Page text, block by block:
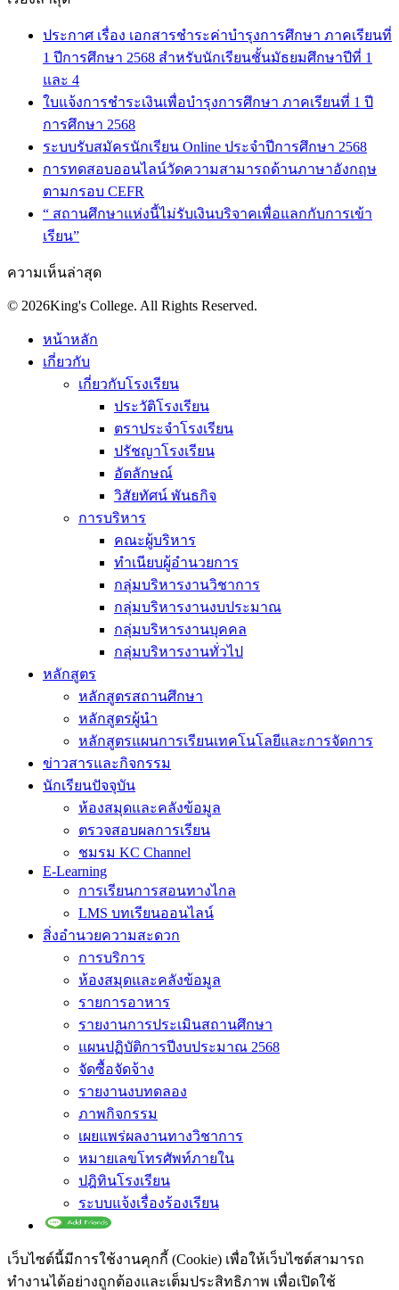
ประกาศ เรื่อง เอกสารชำระค่าบำรุงการศึกษา ภาคเรียนที่
1 ปีการศึกษา 2568 สำหรับนักเรียนชั้นมัธยมศึกษาปีที่ 1
และ 4
ใบแจ้งการชำระเงินเพื่อบำรุงการศึกษา ภาคเรียนที่ 1 ปี
การศึกษา 2568
ระบบรับสมัครนักเรียน Online ประจำปีการศึกษา 2568
การทดสอบออนไลน์วัดความสามารถด้านภาษาอังกฤษ
ตามกรอบ CEFR
“ สถานศึกษาแห่งนี้ไม่รับเงินบริจาคเพื่อแลกกับการเข้า
เรียน”
ความเห็นล่าสุด
© 2026King's College. All Rights Reserved.
หน้าหลัก
เกี่ยวกับ
เกี่ยวกับโรงเรียน
ประวัติโรงเรียน
ตราประจำโรงเรียน
ปรัชญาโรงเรียน
อัตลักษณ์
วิสัยทัศน์ พันธกิจ
การบริหาร
คณะผู้บริหาร
ทำเนียบผู้อำนวยการ
กลุ่มบริหารงานวิชาการ
กลุ่มบริหารงานงบประมาณ
กลุ่มบริหารงานบุคคล
กลุ่มบริหารงานทั่วไป
หลักสูตร
หลักสูตรสถานศึกษา
หลักสูตรผู้นำ
หลักสูตรแผนการเรียนเทคโนโลยีและการจัดการ
ข่าวสารและกิจกรรม
นักเรียนปัจจุบัน
ห้องสมุดและคลังข้อมูล
ตรวจสอบผลการเรียน
ชมรม KC Channel
E-Learning
การเรียนการสอนทางไกล
LMS บทเรียนออนไลน์
สิ่งอำนวยความสะดวก
การบริการ
ห้องสมุดและคลังข้อมูล
รายการอาหาร
รายงานการประเมินสถานศึกษา
แผนปฏิบัติการปีงบประมาณ 2568
จัดซื้อจัดจ้าง
รายงานงบทดลอง
ภาพกิจกรรม
เผยแพร่ผลงานทางวิชาการ
หมายเลขโทรศัพท์ภายใน
ปฎิทินโรงเรียน
ระบบแจ้งเรื่องร้องเรียน
เว็บไซต์นี้มีการใช้งานคุกกี้ (Cookie) เพื่อให้เว็บไซต์สามารถ
ทำงานได้อย่างถูกต้องและเต็มประสิทธิภาพ​ เพื่อเปิดใช้